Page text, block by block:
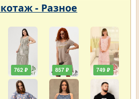
- Разное
762 ₽ 857 ₽ 749 ₽